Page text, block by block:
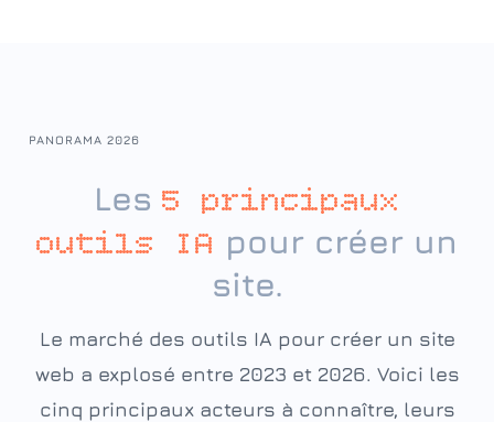
PANORAMA 2026
Les 5 principaux
outils IA pour créer un
site.
Le marché des outils IA pour créer un site
web a explosé entre 2023 et 2026. Voici les
cinq principaux acteurs à connaître, leurs